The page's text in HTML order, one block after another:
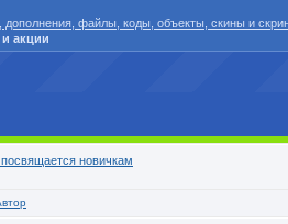
дополнения, файлы, коды, объекты, скины и
акции
новичкам